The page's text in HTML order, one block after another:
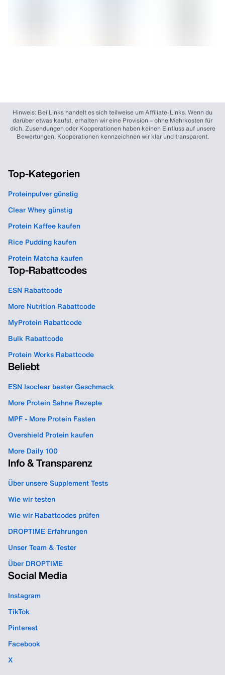
Hinweis: Bei Links handelt es sich teilweise um Affiliate-Links. Wenn du
darüber etwas kaufst, erhalten wir eine Provision – ohne Mehrkosten für
dich. Zusendungen oder Kooperationen haben keinen Einfluss auf unsere
Bewertungen. Kooperationen kennzeichnen wir klar und transparent.
Top-Kategorien
Proteinpulver günstig
Clear Whey günstig
Protein Kaffee kaufen
Rice Pudding kaufen
Protein Matcha kaufen
Top-Rabattcodes
ESN Rabattcode
More Nutrition Rabattcode
MyProtein Rabattcode
Bulk Rabattcode
Protein Works Rabattcode
Beliebt
ESN Isoclear bester Geschmack
More Protein Sahne Rezepte
MPF - More Protein Fasten
Overshield Protein kaufen
More Daily 100
Info & Transparenz
Über unsere Supplement Tests
Wie wir testen
Wie wir Rabattcodes prüfen
DROPTIME Erfahrungen
Unser Team & Tester
Über DROPTIME
Social Media
Instagram
TikTok
Pinterest
Facebook
X